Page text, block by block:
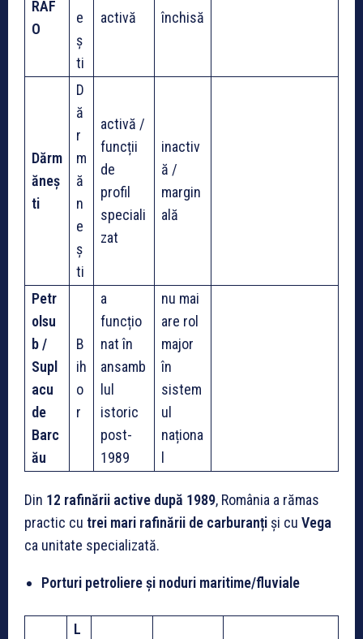
RAF
O
e
ș
ti
activă închisă
Dărm
ăneș
ti
D
ă
r
m
ă
n
e
ș
ti
activă /
funcții
de
profil
speciali
zat
inactiv
ă /
margin
ală
Petr
olsu
b /
Supl
acu
de
Barc
ău
B
ih
o
r
a
funcțio
nat în
ansamb
lul
istoric
post-
1989
nu mai
are rol
major
în
sistem
ul
naționa
Din 12 rafinării active după 1989, România a rămas
practic cu trei mari rafinării de carburanți și cu Vega
ca unitate specializată.
Porturi petroliere și noduri maritime/fluviale
L